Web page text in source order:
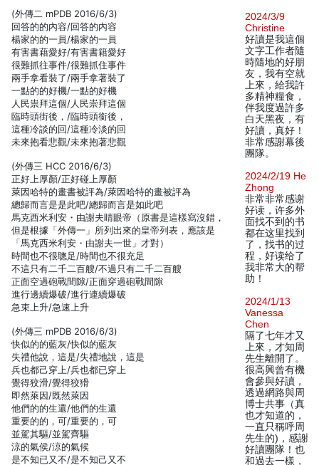
(外傳二 mPDB 2016/6/3)
回答的的內容/回答的內容
楊家的的一員/楊家的一員
有害書藉愛好/有害書籍愛好
很難抓往事件/很難抓住事件
兩手拿看裝了/兩手拿著裝了
一點的的好機/一點的好機
人民祟拜這個/人民崇拜這個
臨時頭街後，/臨時頭銜後，
這種冷談的回/這種冷淡的回
未來抱看悲觀/未來抱著悲觀
(外傳三 HCC 2016/6/3)
正好上厚顏/正好碰上厚顏
萊因哈特的畫書被評為/萊因哈特的畫被評為
總歸而言是是此吧/總歸而言是如此吧
馬克西米利安・由謝夫睛眼帝（原書是這樣寫沒錯，
但是根據「外傳一」所列出來的皇帝列表，應該是
「馬克西米利安・由謝夫一世」才對）
時間也不很聰足/時間也不很充足
不這只有二千二百艘/不過只有二千二百艘
正面空過砲戰間隙/正面穿過砲戰間隙
進行邊續爆破/進行連續爆破
急束上升/急速上升
(外傳三 mPDB 2016/6/3)
快似的的藍灰/快似的藍灰
失禮他說，這是/失禮地說，這是
兵也都己穿上/兵也都已穿上
覺得狡滑/覺得狡猾
即然萊因/既然萊因
他們的的生還/他們的生還
重要的的，可/重要的，可
並駕其驅/並駕齊驅
涼的氣侯/涼的氣候
是不知已又不/是不知己又不
2024/3/9
Christine
好讀是我這個
文字工作者隨
時隨地的好朋
友，我有空就
上來，給我許
多精神糧食，
伴我度過許多
白天黑夜，有
好讀，真好！
非常感謝幕後
團隊。
2024/2/19 He
Zhong
非常非常感谢
好读，许多外
面找不到的书
都在这里找到
了，找书的过
程，好读给了
我非常大的帮
助！
2024/1/13
Vanessa
Chen
隔了七年才又
上來，才知周
先生離開了。
很高興曾有機
會參與好讀，
透過網路與周
博士共事（真
也才知道的，
一直只稱呼周
先生的)，感謝
好讀團隊！也
和過去一樣，